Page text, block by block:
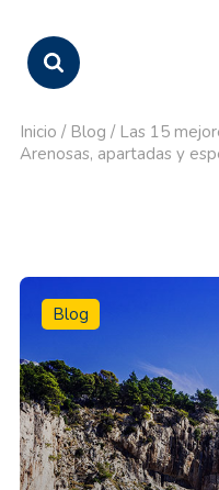
Inicio / Blog / Las 15
Arenosas, apartadas y
Blog